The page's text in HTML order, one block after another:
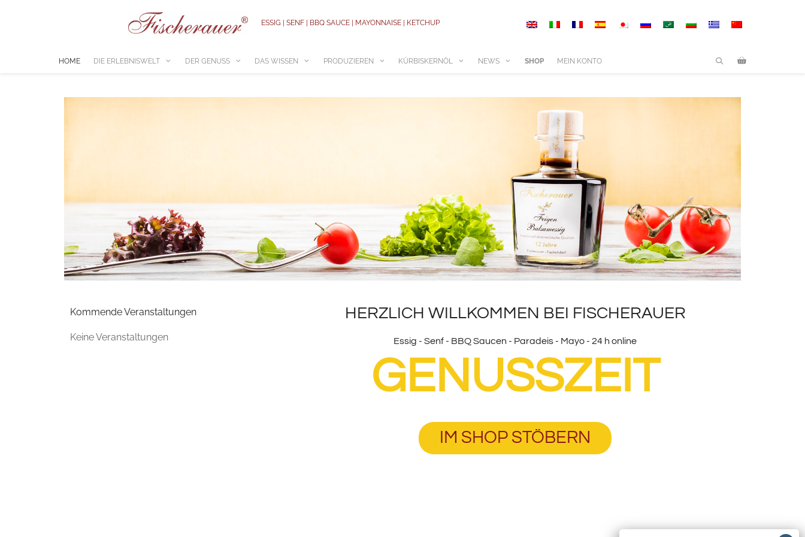
ESSIG | SENF | BBQ SAUCE | MAYONNAISE | KETCHUP
HOME DIE ERLEBNISWELT DER GENUSS DAS WISSEN PRODUZIEREN KÜRBISKERNÖL NEWS SHOP MEIN KONTO
Kommende Veranstaltungen
Keine Veranstaltungen
HERZLICH WILLKOMMEN BEI FISCHERAUER
Essig - Senf - BBQ Saucen - Paradeis - Mayo - 24 h online
GENUSSZEIT
IM SHOP STÖBERN